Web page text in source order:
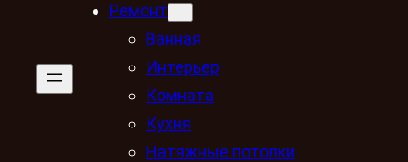
Ремонт
Ванная
Интерьер
Комната
Кухня
Натяжные потолки